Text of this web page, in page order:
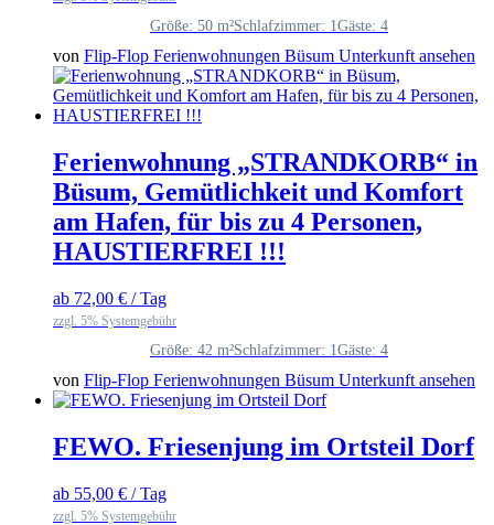
Größe: 50 m²Schlafzimmer: 1Gäste: 4
von Flip-Flop Ferienwohnungen Büsum Unterkunft ansehen
Ferienwohnung „STRANDKORB“ in
Büsum, Gemütlichkeit und Komfort
am Hafen, für bis zu 4 Personen,
HAUSTIERFREI !!!
ab 72,00 € / Tag
zzgl. 5% Systemgebühr
Größe: 42 m²Schlafzimmer: 1 Gäste: 4
von Flip-Flop Ferienwohnungen Büsum Unterkunft ansehen
FEWO. Friesenjung im Ortsteil Dorf
ab 55,00 € / Tag
zzgl. 5% Systemgebühr